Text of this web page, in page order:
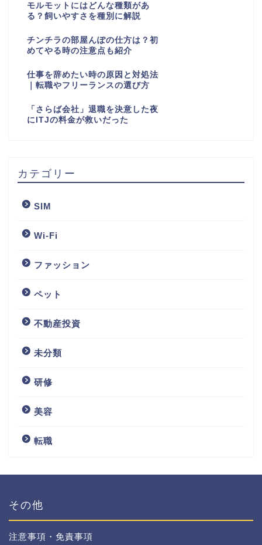
モルモットにはどんな種類があ
る？飼いやすさを種別に解説
チンチラの部屋んぽの仕方は？初
めてやる時の注意点も紹介
仕事を辞めたい時の原因と対処法
｜転職やフリーランスの選び方
「さらば会社」退職を決意した夜
にITJの料金が救いだった
カテゴリー
SIM
Wi-Fi
ファッション
ペット
不動産投資
未分類
研修
美容
転職
その他
注意事項・免責事項